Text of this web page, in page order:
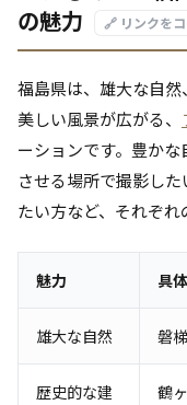
の魅力
🔗 リンクを
福島県は、雄大な自
美しい風景が広がる、
ーションです。豊か
させる場所で撮影し
たい方など、それぞれ
魅力 具
雄大な自然 磐
歴史的な建
鶴